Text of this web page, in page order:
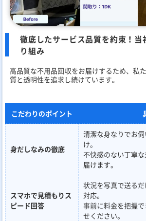
徹底したサービス品質を約束！当
り組み
高品質な不用品回収をお届けするため、私
質と透明性を追求し続けています。
こだわりのポイント
身だしなみの徹底
清潔な身なりでお
け。
不快感のない丁寧
届けます。
スマホで見積もりス
ピード回答
状況を写真で送る
対応。
事前に料金を把握
せください。